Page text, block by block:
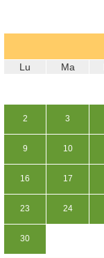
Lu Ma
2 3
9 10
16 17
23 24
30